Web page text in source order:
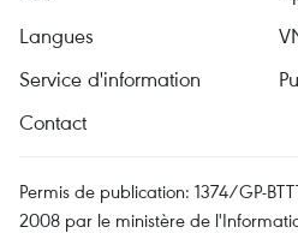
Langues
Service d'information
Contact
Permis de publication: 1374/GP-
2008 par le ministère de